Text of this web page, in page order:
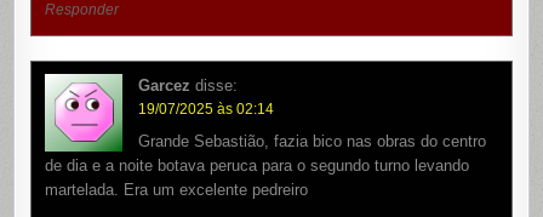
Responder
Garcez disse:
19/07/2025 às 02:14
Grande Sebastião, fazia bico nas obras do centro
de dia e a noite botava peruca para o segundo turno levando
martelada. Era um excelente pedreiro